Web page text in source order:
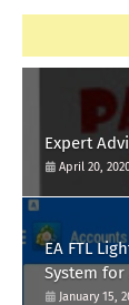
Expert
April 20,
EA FTL
System
January 15,